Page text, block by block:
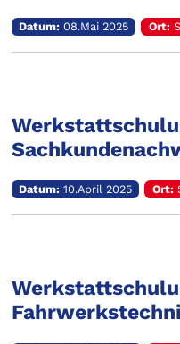
Datum:08.Mai 2025 Ort:
Datum:10.April 2025 Ort: